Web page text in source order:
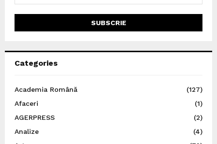
Categories
Academia Română
(127)
Afaceri
(1)
AGERPRESS
(2)
Analize
(4)